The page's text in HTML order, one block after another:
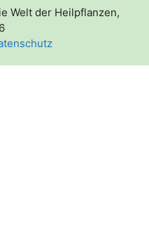
Welt der Heilpflanzen,